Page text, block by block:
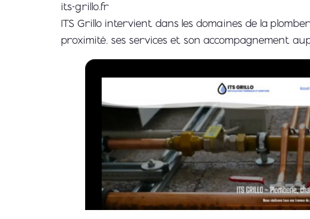
its-grillo.fr
ITS Grillo intervient dans les domaines de la
proximité, ses services et son accompagnement